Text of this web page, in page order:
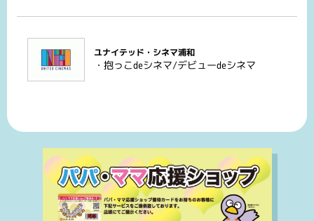
ユナイテッド・シネマ浦和
・抱っこdeシネマ/デビューdeシネマ